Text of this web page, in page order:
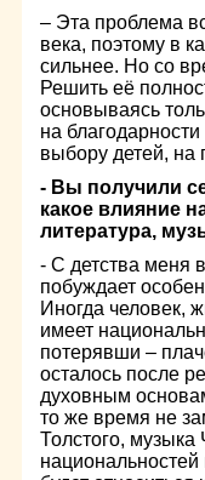
– Эта проблема
века, поэтому в
сильнее. Но со
Решить её
основываясь
на
выбору детей, на
- Вы получили
какое влияние
литература,
- С детства меня
побуждает
Иногда человек,
имеет
потерявши –
осталось после
духовным
то же время не
Толстого,
национальностей